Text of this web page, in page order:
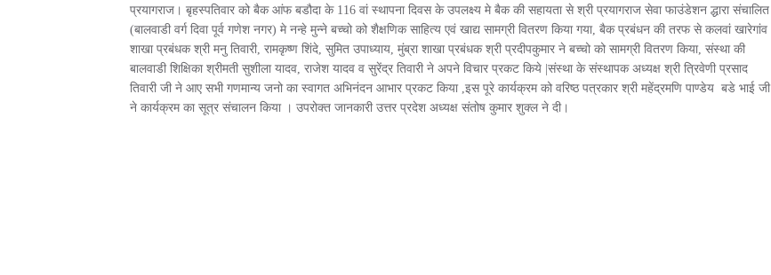
प्रयागराज। बृहस्पतिवार को बैक आंफ बडौदा के 116 वां स्थापना दिवस के उपलक्ष्य मे बैक की सहायता से श्री प्रयागराज सेवा फाउंडेशन द्धारा संचालित
(बालवाडी वर्ग दिवा पूर्व गणेश नगर) मे नन्हे मुन्ने बच्चो को शैक्षणिक साहित्य एवं खाद्य सामग्री वितरण किया गया, बैक प्रबंधन की तरफ से कलवां खारेगांव
शाखा प्रबंधक श्री मनु तिवारी, रामकृष्ण शिंदे, सुमित उपाध्याय, मुंब्रा शाखा प्रबंधक श्री प्रदीपकुमार ने बच्चो को सामग्री वितरण किया, संस्था की
बालवाडी शिक्षिका श्रीमती सुशीला यादव, राजेश यादव व सुरेंद्र तिवारी ने अपने विचार प्रकट किये |संस्था के संस्थापक अध्यक्ष श्री त्रिवेणी प्रसाद
तिवारी जी ने आए सभी गणमान्य जनो का स्वागत अभिनंदन आभार प्रकट किया ,इस पूरे कार्यक्रम को वरिष्ठ पत्रकार श्री महेंद्रमणि पाण्डेय बडे भाई जी
ने कार्यक्रम का सूत्र संचालन किया । उपरोक्त जानकारी उत्तर प्रदेश अध्यक्ष संतोष कुमार शुक्ल ने दी।